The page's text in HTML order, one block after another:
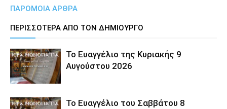
ΠΑΡΟΜΟΙΑ ΑΡΘΡΑ
ΠΕΡΙΣΣΟΤΕΡΑ ΑΠΟ ΤΟΝ ΔΗΜΙΟΥΡΓΟ
Το Ευαγγέλιο της Κυριακής 9
Αυγούστου 2026
Το Ευαγγέλιο του Σαββάτου 8